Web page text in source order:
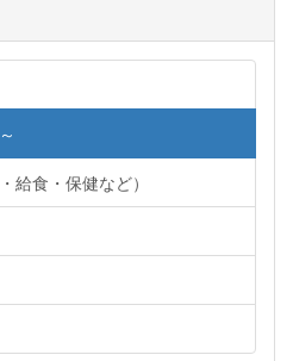
給食・保健など）